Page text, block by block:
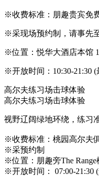
※收费标准：朋趣贵宾免
※采现场预约制，请事先
※位置：悦华大酒店本馆
※开放时间：10:30-21:30
高尔夫练习场击球体验
高尔夫练习场击球体验
视野辽阔绿地环绕，练习
※收费标准：桃园高尔夫
※采预约制
※位置：朋趣旁The
※开放时间： 07:00-21:30